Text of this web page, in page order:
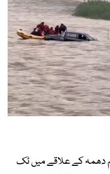
دھمہ کے علاقے میں ٹک